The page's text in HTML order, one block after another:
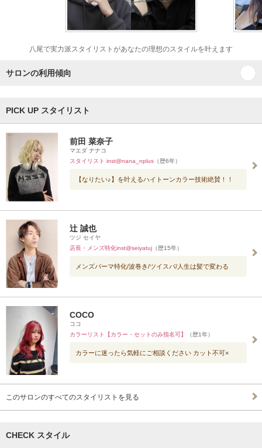
八尾で実力派スタイリストがあなたの理想のスタイルを叶えます
サロンの利用傾向
PICK UP スタイリスト
前田 菜奈子
マエダ ナナコ
スタイリスト inst@nana_nplus （歴6年）
【なりたい♪】を叶えるハイトーンカラー技術絶賛！！
辻 誠也
ツジ セイヤ
店長・メンズ特化inst@seiyatuj （歴15年）
メンズパーマ特化/波巻き/ツイスパ/人生は髪で変わる
COCO
ココ
カラーリスト【カラー・セットのみ指名可】
（歴1年）
カラーに迷ったら気軽にご相談ください カット不可×
このサロンのすべてのスタイリストを見る
CHECK スタイル